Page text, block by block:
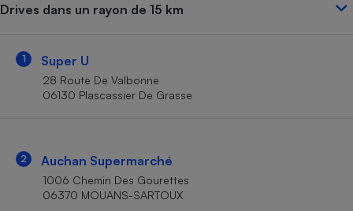
Drives dans un rayon de 15 km
1 Super U
28 Route De Valbonne
06130 Plascassier De Grasse
2 Auchan Supermarché
1006 Chemin Des Gourettes
06370 MOUANS-SARTOUX